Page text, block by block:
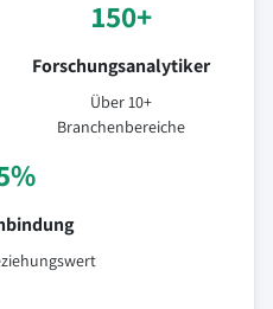
150+
Forschungsanalytiker
Über 10+
Branchenbereiche